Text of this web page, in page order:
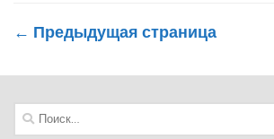
← Предыдущая страница
Найти: